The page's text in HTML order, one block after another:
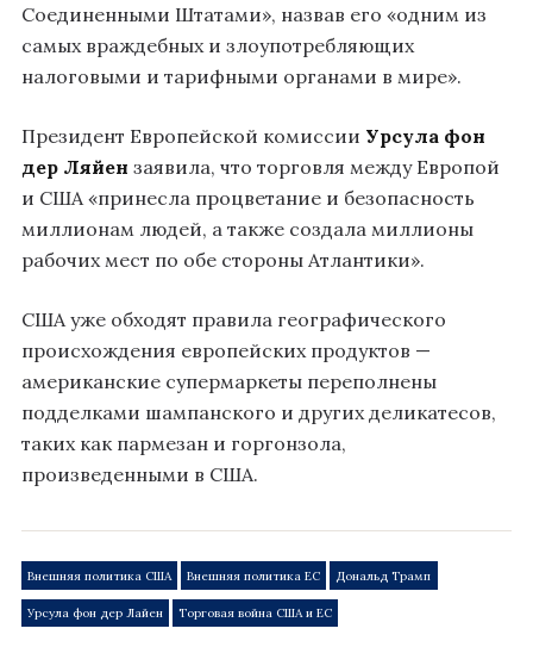
Соединенными Штатами», назвав его «одним из
самых враждебных и злоупотребляющих
налоговыми и тарифными органами в мире».
Президент Европейской комиссии Урсула фон
дер Ляйен заявила, что торговля между Европой
и США «принесла процветание и безопасность
миллионам людей, а также создала миллионы
рабочих мест по обе стороны Атлантики».
США уже обходят правила географического
происхождения европейских продуктов —
американские супермаркеты переполнены
подделками шампанского и других деликатесов,
таких как пармезан и горгонзола,
произведенными в США.
Внешняя политика США Внешняя политика ЕС Дональд Трамп
Урсула фон дер Лайен Торговая война США и ЕС